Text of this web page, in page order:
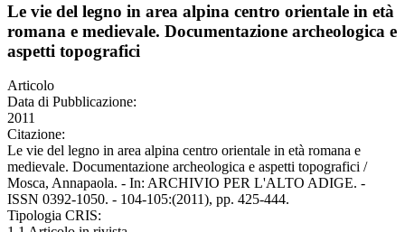
Le vie del legno in area alpina centro orientale in età
romana e medievale. Documentazione archeologica e
aspetti topografici
Articolo
Data di Pubblicazione:
2011
Citazione:
Le vie del legno in area alpina centro orientale in età romana e
medievale. Documentazione archeologica e aspetti topografici /
Mosca, Annapaola. - In: ARCHIVIO PER L'ALTO ADIGE. -
ISSN 0392-1050. - 104-105:(2011), pp. 425-444.
Tipologia CRIS: